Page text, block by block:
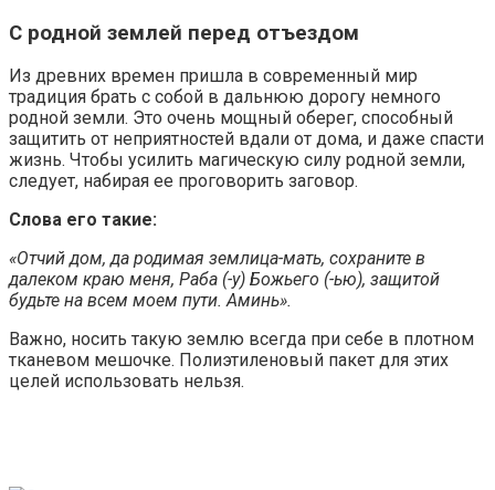
С родной землей перед отъездом
Из древних времен пришла в современный мир
традиция брать с собой в дальнюю дорогу немного
родной земли. Это очень мощный оберег, способный
защитить от неприятностей вдали от дома, и даже спасти
жизнь. Чтобы усилить магическую силу родной земли,
следует, набирая ее проговорить заговор.
Слова его такие:
«Отчий дом, да родимая землица-мать, сохраните в
далеком краю меня, Раба (-у) Божьего (-ью), защитой
будьте на всем моем пути. Аминь».
Важно, носить такую землю всегда при себе в плотном
тканевом мешочке. Полиэтиленовый пакет для этих
целей использовать нельзя.